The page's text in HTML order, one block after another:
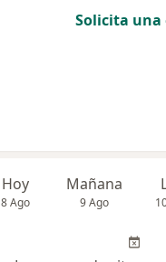
Solicita una
Hoy
8 Ago
Mañana
9 Ago